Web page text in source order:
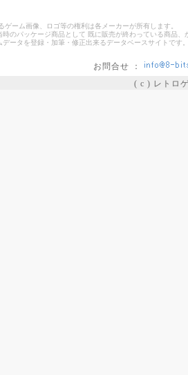
ゲーム画像、ロゴ等の権利は各メーカーが所有します。
時のパッケージ商品として 既に販売が終わっている商品
データを登録・加筆・修正出来るデータベースサイトで
お問合せ ：
( c ) レトロ